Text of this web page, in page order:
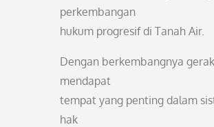
perkembangan
hukum progresif di Tanah Air.
Dengan berkembangnya
mendapat
tempat yang penting dalam
hak